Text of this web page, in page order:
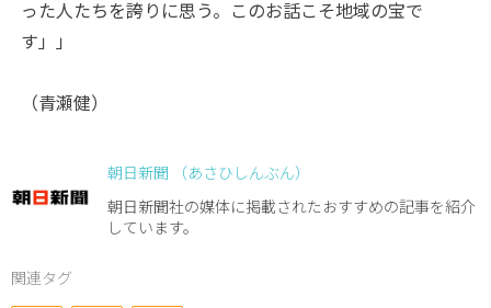
った人たちを誇りに思う。このお話こそ地域の宝で
す」」
（青瀬健）
朝日新聞 （あさひしんぶん）
朝日新聞社の媒体に掲載されたおすすめの記事を紹介
しています。
関連タグ